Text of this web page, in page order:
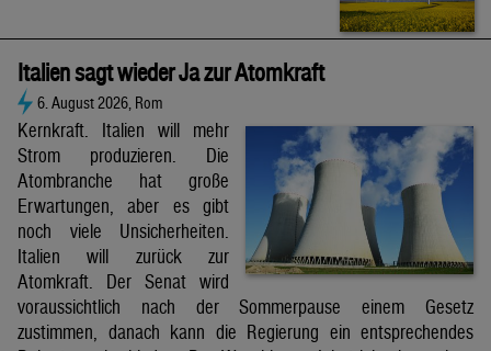
Italien sagt wieder Ja zur Atomkraft
6. August 2026, Rom
Kernkraft. Italien will mehr
Strom produzieren. Die
Atombranche hat große
Erwartungen, aber es gibt
noch viele Unsicherheiten.
Italien will zurück zur
Atomkraft. Der Senat wird
voraussichtlich nach der Sommerpause einem Gesetz
zustimmen, danach kann die Regierung ein entsprechendes